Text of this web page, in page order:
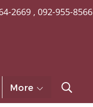
2669, 092-955-8566
More